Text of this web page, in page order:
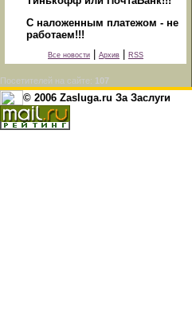
С наложенным платежом - не
работаем!!!
Все новости Архив RSS
Посетителей на сайте: 107
© 2006 Zasluga.ru За Заслуги